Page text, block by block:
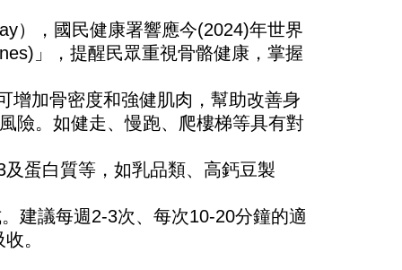
），國民健康署響應今(2024)年世界
」，提醒民眾重視骨骼健康，掌握
增加骨密度和強健肌肉，幫助改善身
險。如健走、慢跑、爬樓梯等具有對
及蛋白質等，如乳品類、高鈣豆製
建議每週2-3次、每次10-20分鐘的適
。